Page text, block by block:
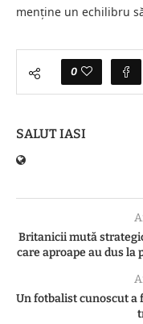
menține un echilibru
0
SALUT IASI
Britanicii mută
care aproape au dus
Un fotbalist cunoscut